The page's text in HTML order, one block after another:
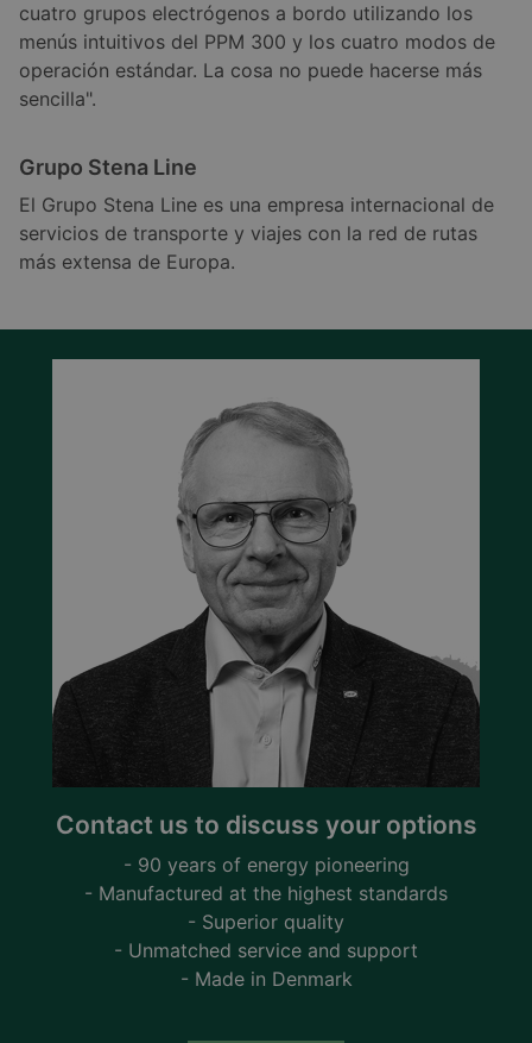
cuatro grupos electrógenos a bordo utilizando los
menús intuitivos del PPM 300 y los cuatro modos de
operación estándar. La cosa no puede hacerse más
sencilla".
Grupo Stena Line
El Grupo Stena Line es una empresa internacional de
servicios de transporte y viajes con la red de rutas
más extensa de Europa.
Contact us to discuss your options
- 90 years of energy pioneering
- Manufactured at the highest standards
- Superior quality
- Unmatched service and support
- Made in Denmark